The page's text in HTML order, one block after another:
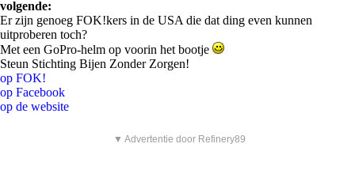
volgende:
Er zijn genoeg FOK!kers in de USA die dat ding even kunnen
uitproberen toch?
Met een GoPro-helm op voorin het bootje
Steun Stichting Bijen Zonder Zorgen!
op FOK!
op Facebook
op de website
▼ Advertentie door Refinery89